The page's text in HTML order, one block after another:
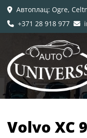
 Автоплац: Ogre,
 +371 28 918 977 
​Volvo XC